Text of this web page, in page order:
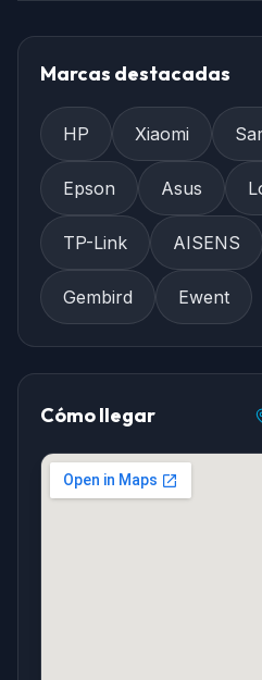
Marcas destacadas
HP Xiaomi
Epson Asus
TP-Link AISENS
Gembird Ewent
Cómo llegar